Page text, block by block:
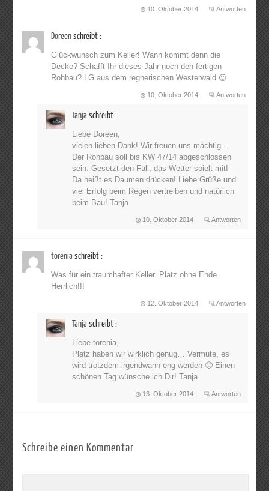
10. Oktober 2014 Antworten
Doreenschreibt :
Glückwunsch zum Keller! Wann kommt denn die
Decke? Schafft Ihr dieses Jahr noch den fertigen
Rohbau? LG aus dem regnerischen Westerwald 😉
10. Oktober 2014 Antworten
Tanja schreibt :
Liebe Doreen,
vielen lieben Dank! Wir freuen uns mächtig…
Der Rohbau soll bis KW 47/14 abgeschlossen
sein. Gesetzt den Fall, das Wetter spielt mit!
Da heißt es Daumen drücken! Liebe Grüße und
viel Erfolg beim Regen vertreiben und natürlich
beim Bau! Tanja
10. Oktober 2014 Antworten
toreniaschreibt :
Was für ein traumhafter Keller. Platz ohne Ende.
Herrlich!!!
12. Oktober 2014 Antworten
Tanja schreibt :
Liebe torenia,
Platz haben wir wirklich genug… Vermute, es
wird trotzdem irgendwann eng werden 🙂 Einen
schönen Tag wünsche ich Dir! Tanja
13. Oktober 2014 Antworten
Schreibe einen Kommentar